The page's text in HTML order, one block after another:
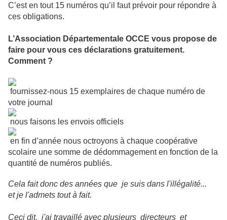
C’est en tout 15 numéros qu’il faut prévoir pour répondre à
ces obligations.
L’Association Départementale OCCE vous propose de
faire pour vous ces déclarations gratuitement.
Comment ?
fournissez-nous 15 exemplaires de chaque numéro de
votre journal
nous faisons les envois officiels
en fin d’année nous octroyons à chaque coopérative
scolaire une somme de dédommagement en fonction de la
quantité de numéros publiés.
Cela fait donc des années que je suis dans l'illégalité...
et je l'admets tout à fait.
Ceci dit, j'ai travaillé avec plusieurs directeurs et